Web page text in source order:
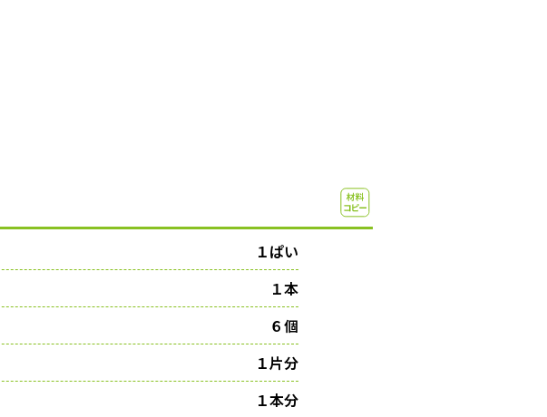
１ぱい
１本
６個
１片分
１本分